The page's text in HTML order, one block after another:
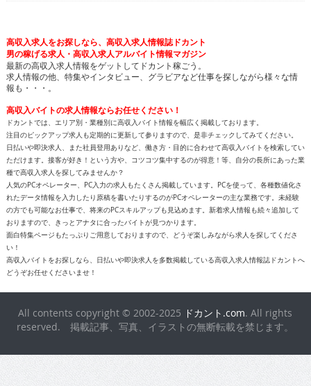
高収入求人をお探しなら、高収入求人情報誌ドカント
男の稼げる求人・高収入求人アルバイト情報マガジン
最新の高収入求人情報をゲットしてドカント稼ごう。
求人情報の他、特集やインタビュー、グラビアなど仕事を探しながら様々な情
報も・・・。
高収入バイトの求人情報ならお任せください！
ドカントでは、エリア別・業種別に高収入バイト情報を幅広く掲載しております。
注目のピックアップ求人も定期的に更新して参りますので、是非チェックしてみてください。
日払いや即決求人、また社員登用ありなど、働き方・目的に合わせて高収入バイトを検索してい
ただけます。接客が好き！という方や、コツコツ集中するのが得意！等、自分の長所にあった業
種で高収入求人を探してみませんか？
人気のPCオペレーター、PC入力の求人もたくさん掲載しています。PCを使って、各種数値化さ
れたデータ情報を入力したり原稿を書いたりするのがPCオペレーターの主な業務です。未経験
の方でも可能なお仕事で、将来のPCスキルアップも見込めます。新着求人情報も続々追加して
おりますので、きっとアナタに合ったバイトが見つかります。
面白特集ページもたっぷりご用意しておりますので、どうぞ楽しみながら求人を探してくださ
い！
高収入バイトをお探しなら、日払いや即決求人を多数掲載している高収入求人情報誌ドカントへ
どうぞお任せくださいませ！
All contents copyright © 2002-2025 ドカント.com. All rights
reserved. 掲載記事、写真、イラストの無断転載を禁じます。